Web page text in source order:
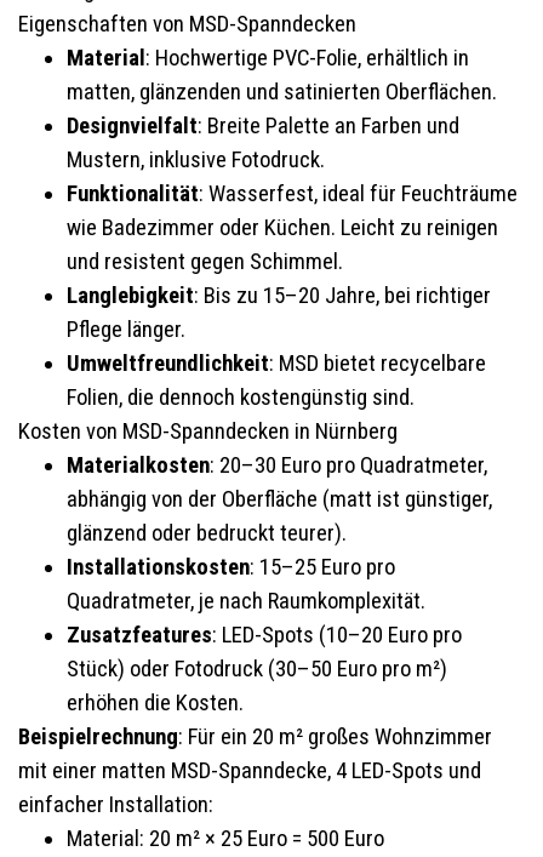
Eigenschaften von MSD-Spanndecken
Material : Hochwertige PVC-Folie, erhältlich in
matten, glänzenden und satinierten Oberflächen.
Designvielfalt: Breite Palette an Farben und
Mustern, inklusive Fotodruck.
Funktionalität: Wasserfest, ideal für Feuchträume
wie Badezimmer oder Küchen. Leicht zu reinigen
und resistent gegen Schimmel.
Langlebigkeit: Bis zu 15–20 Jahre, bei richtiger
Pflege länger.
Umweltfreundlichkeit: MSD bietet recycelbare
Folien, die dennoch kostengünstig sind.
Kosten von MSD-Spanndecken in Nürnberg
Materialkosten: 20–30 Euro pro Quadratmeter,
abhängig von der Oberfläche (matt ist günstiger,
glänzend oder bedruckt teurer).
Installationskosten: 15–25 Euro pro
Quadratmeter, je nach Raumkomplexität.
Zusatzfeatures: LED-Spots (10–20 Euro pro
Stück) oder Fotodruck (30–50 Euro pro m²)
erhöhen die Kosten.
Beispielrechnung: Für ein 20 m² großes Wohnzimmer
mit einer matten MSD-Spanndecke, 4 LED-Spots und
einfacher Installation:
Material: 20 m² × 25 Euro = 500 Euro